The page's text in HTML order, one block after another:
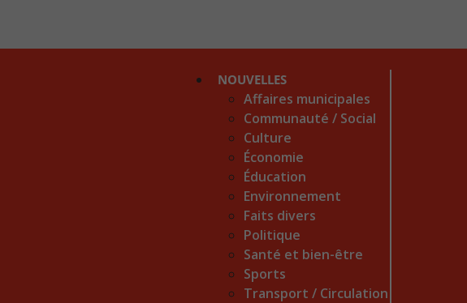
NOUVELLES
Affaires municipales
Communauté / Social
Culture
Économie
Éducation
Environnement
Faits divers
Politique
Santé et bien-être
Sports
Transport / Circulation